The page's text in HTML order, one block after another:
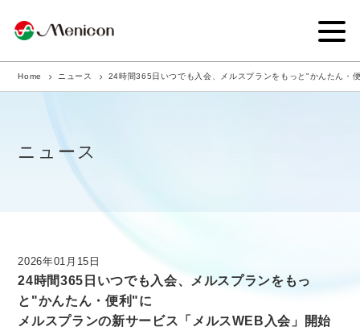
企業情報
商品サイト
ニュース
採用情報
Home ニュース 24時間365日いつでも入会、メルスプランをもっと"かんたん・
ニュース
2026年01月15日
24時間365日いつでも入会、メルスプランをもっ
と"かんたん・便利"に
メルスプランの新サービス「メルスWEB入会」開始